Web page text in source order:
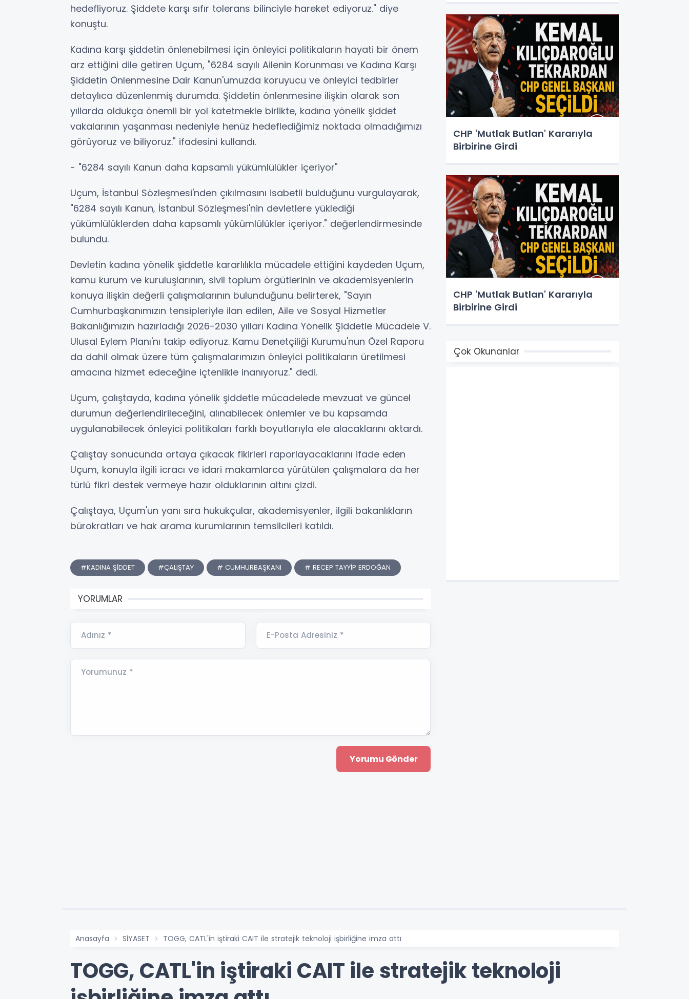
hedefliyoruz. Şiddete karşı sıfır tolerans bilinciyle hareket ediyoruz." diye
konuştu.
Kadına karşı şiddetin önlenebilmesi için önleyici politikaların hayati bir önem
arz ettiğini dile getiren Uçum, "6284 sayılı Ailenin Korunması ve Kadına Karşı
Şiddetin Önlenmesine Dair Kanun'umuzda koruyucu ve önleyici tedbirler
detaylıca düzenlenmiş durumda. Şiddetin önlenmesine ilişkin olarak son
yıllarda oldukça önemli bir yol katetmekle birlikte, kadına yönelik şiddet
vakalarının yaşanması nedeniyle henüz hedeflediğimiz noktada olmadığımızı
görüyoruz ve biliyoruz." ifadesini kullandı.
- "6284 sayılı Kanun daha kapsamlı yükümlülükler içeriyor"
Uçum, İstanbul Sözleşmesi'nden çıkılmasını isabetli bulduğunu vurgulayarak,
"6284 sayılı Kanun, İstanbul Sözleşmesi'nin devletlere yüklediği
yükümlülüklerden daha kapsamlı yükümlülükler içeriyor." değerlendirmesinde
bulundu.
Devletin kadına yönelik şiddetle kararlılıkla mücadele ettiğini kaydeden Uçum,
kamu kurum ve kuruluşlarının, sivil toplum örgütlerinin ve akademisyenlerin
konuya ilişkin değerli çalışmalarının bulunduğunu belirterek, "Sayın
Cumhurbaşkanımızın tensipleriyle ilan edilen, Aile ve Sosyal Hizmetler
Bakanlığımızın hazırladığı 2026-2030 yılları Kadına Yönelik Şiddetle Mücadele V.
Ulusal Eylem Planı'nı takip ediyoruz. Kamu Denetçiliği Kurumu'nun Özel Raporu
da dahil olmak üzere tüm çalışmalarımızın önleyici politikaların üretilmesi
amacına hizmet edeceğine içtenlikle inanıyoruz." dedi.
Uçum, çalıştayda, kadına yönelik şiddetle mücadelede mevzuat ve güncel
durumun değerlendirileceğini, alınabilecek önlemler ve bu kapsamda
uygulanabilecek önleyici politikaları farklı boyutlarıyla ele alacaklarını aktardı.
Çalıştay sonucunda ortaya çıkacak fikirleri raporlayacaklarını ifade eden
Uçum, konuyla ilgili icracı ve idari makamlarca yürütülen çalışmalara da her
türlü fikri destek vermeye hazır olduklarının altını çizdi.
Çalıştaya, Uçum'un yanı sıra hukukçular, akademisyenler, ilgili bakanlıkların
bürokratları ve hak arama kurumlarının temsilcileri katıldı.
#KADINA ŞİDDET #ÇALIŞTAY # CUMHURBAŞKANI # RECEP TAYYİP ERDOĞAN
YORUMLAR
Adınız * E-Posta Adresiniz *
Yorumunuz *
CHP 'Mutlak Butlan' Kararıyla
Birbirine Girdi
CHP 'Mutlak Butlan' Kararıyla
Birbirine Girdi
Çok Okunanlar
Anasayfa SİYASET TOGG, CATL'in iştiraki CAIT ile stratejik teknoloji işbirliğine imza attı
TOGG, CATL'in iştiraki CAIT ile stratejik teknoloji